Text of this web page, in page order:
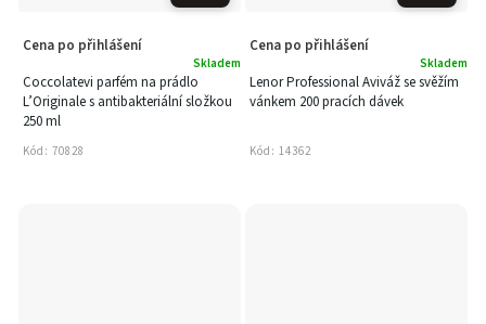
Coccolatevi parfém na prádlo
L’Originale s antibakteriální složkou
250 ml
Skladem
Cena po přihlášení
Kód: 70828
Lenor Professional Aviváž se svěžím
vánkem 200 pracích dávek
Skladem
Cena po přihlášení
Kód: 14362